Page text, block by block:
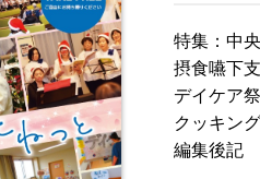
特集：中
摂食嚥下
デイケア
クッキン
編集後記